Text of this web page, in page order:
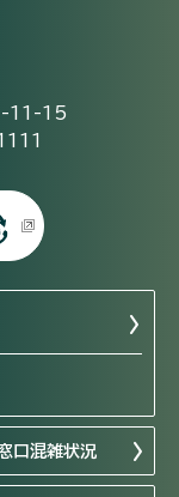
11-15
口混雑状況